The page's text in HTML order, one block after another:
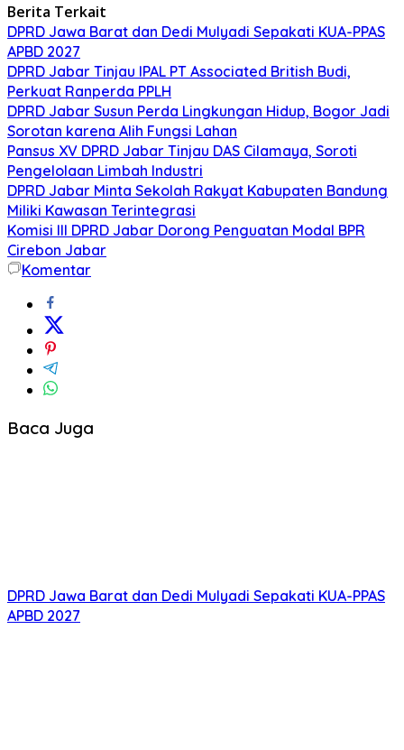
Berita Terkait
DPRD Jawa Barat dan Dedi Mulyadi Sepakati KUA-PPAS
APBD 2027
DPRD Jabar Tinjau IPAL PT Associated British Budi,
Perkuat Ranperda PPLH
DPRD Jabar Susun Perda Lingkungan Hidup, Bogor Jadi
Sorotan karena Alih Fungsi Lahan
Pansus XV DPRD Jabar Tinjau DAS Cilamaya, Soroti
Pengelolaan Limbah Industri
DPRD Jabar Minta Sekolah Rakyat Kabupaten Bandung
Miliki Kawasan Terintegrasi
Komisi III DPRD Jabar Dorong Penguatan Modal BPR
Cirebon Jabar
Komentar
Baca Juga
DPRD Jabar Susun Perda Lingkungan Hidup, Bogor Jadi
Sorotan karena Alih Fungsi Lahan